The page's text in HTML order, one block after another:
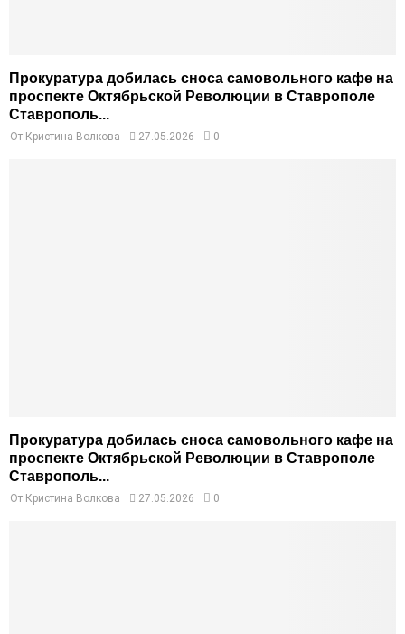
Прокуратура добилась сноса самовольного кафе на
проспекте Октябрьской Революции в Ставрополе
Ставрополь...
От Кристина Волкова 27.05.2026 0
Прокуратура добилась сноса самовольного кафе на
проспекте Октябрьской Революции в Ставрополе
Ставрополь...
От Кристина Волкова 27.05.2026 0